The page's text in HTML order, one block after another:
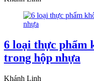
6 loại thực phẩm
trong hộp nhựa
Khánh Linh